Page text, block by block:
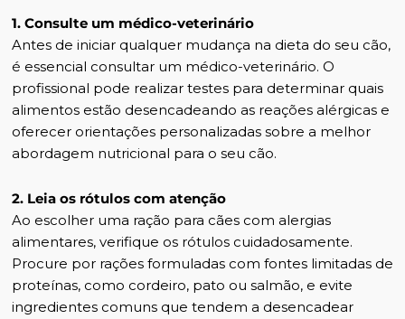
1. Consulte um médico-veterinário
Antes de iniciar qualquer mudança na dieta do seu cão,
é essencial consultar um médico-veterinário. O
profissional pode realizar testes para determinar quais
alimentos estão desencadeando as reações alérgicas e
oferecer orientações personalizadas sobre a melhor
abordagem nutricional para o seu cão.
2. Leia os rótulos com atenção
Ao escolher uma ração para cães com alergias
alimentares, verifique os rótulos cuidadosamente.
Procure por rações formuladas com fontes limitadas de
proteínas, como cordeiro, pato ou salmão, e evite
ingredientes comuns que tendem a desencadear